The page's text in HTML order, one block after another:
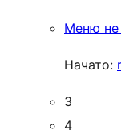
Меню не
Начато:
3
4